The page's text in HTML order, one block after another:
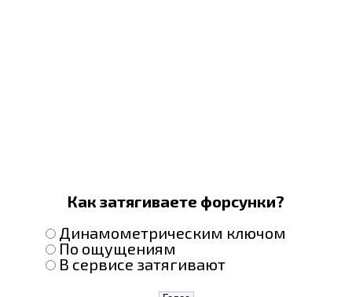
Как затягиваете форсунки?
Динамометрическим ключом
По ощущениям
В сервисе затягивают